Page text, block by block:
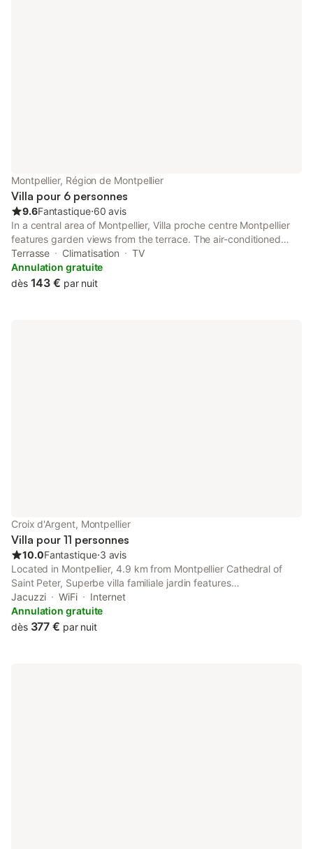
Montpellier, Région de Montpellier
Villa pour 6 personnes
9.6Fantastique⋅60 avis
In a central area of Montpellier, Villa proche centre Montpellier
features garden views from the terrace. The air-conditioned
accommodation is 1.3 km from The Corum. The property is non-
smoking and is located 1.3 km from Fabre Museum.
Terrasse Climatisation
TV
Annulation gratuite
dès 143 € par nuit
Croix d'Argent, Montpellier
Villa pour 11 personnes
10.0Fantastique⋅3 avis
Located in Montpellier, 4.9 km from Montpellier Cathedral of
Saint Peter, Superbe villa familiale jardin features
accommodation with a hot tub.
Jacuzzi WiFi
Internet
Annulation gratuite
dès 377 € par nuit